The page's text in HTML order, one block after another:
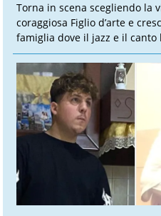
Torna in scena scegliendo la
coraggiosa Figlio d’arte e
famiglia dove il jazz e il canto